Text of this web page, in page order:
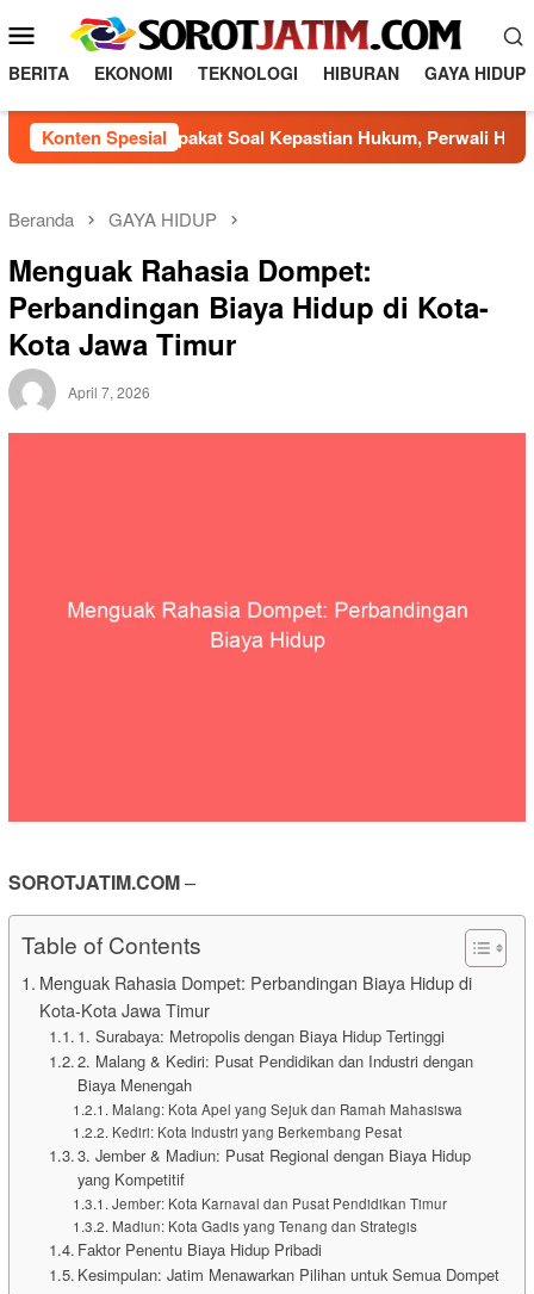
ke
konten
Menu
Mobile
BERITA EKONOMI TEKNOLOGI HIBURAN GAYA HIDUP
Konten Spesial
Sepakat Soal Kepastian Hukum, Perwali Hunian Layak
Beranda GAYA HIDUP
Menguak Rahasia Dompet:
Perbandingan Biaya Hidup di Kota-
Kota Jawa Timur
April 7, 2026
SOROTJATIM.COM–
Table of Contents
Menguak Rahasia Dompet: Perbandingan Biaya Hidup di
Kota-Kota Jawa Timur
1. Surabaya: Metropolis dengan Biaya Hidup Tertinggi
2. Malang & Kediri: Pusat Pendidikan dan Industri dengan
Biaya Menengah
Malang: Kota Apel yang Sejuk dan Ramah Mahasiswa
Kediri: Kota Industri yang Berkembang Pesat
3. Jember & Madiun: Pusat Regional dengan Biaya Hidup
yang Kompetitif
Jember: Kota Karnaval dan Pusat Pendidikan Timur
Madiun: Kota Gadis yang Tenang dan Strategis
Faktor Penentu Biaya Hidup Pribadi
Kesimpulan: Jatim Menawarkan Pilihan untuk Semua Dompet